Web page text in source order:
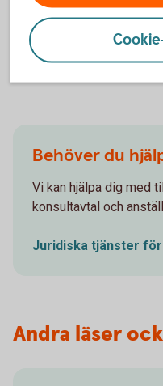
Om du känner dig osäker
eller rådgivare gå igenom
identifiera risker och
Behöver du
Vi kan hjälpa dig med
konsultavtal och
Juridiska tjänster för
Andra läser